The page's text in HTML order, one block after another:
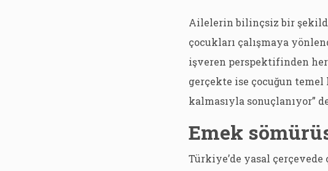
Ailelerin bilinçsiz bir
çocukları çalışmaya
işveren perspektifinden
gerçekte ise çocuğun
kalmasıyla sonuçlanıyor”
Emek
Türkiye’de yasal